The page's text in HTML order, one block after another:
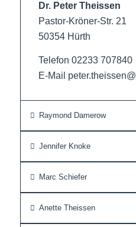
Dr. Peter Theissen
Pastor-Kröner-Str. 21
50354 Hürth
Telefon 02233 707840
E-Mail
Raymond Damerow
Jennifer Knoke
Marc Schiefer
Anette Theissen